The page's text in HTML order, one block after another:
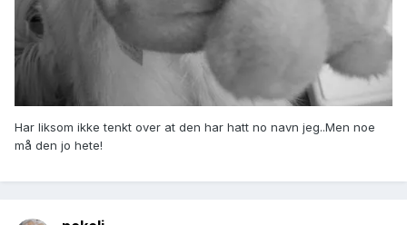
Har liksom ikke tenkt over at den har hatt no navn jeg..Men noe
må den jo hete!